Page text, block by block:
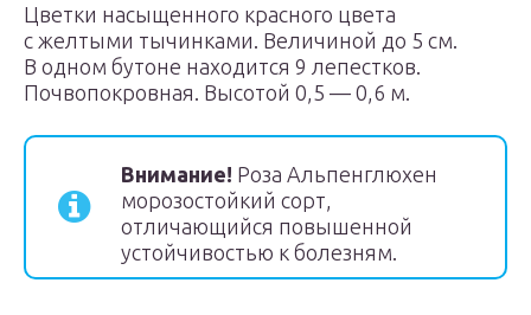
Цветки насыщенного красного цвета
с желтыми тычинками. Величиной до 5 см.
В одном бутоне находится 9 лепестков.
Почвопокровная. Высотой 0,5 — 0,6 м.
Внимание! Роза Альпенглюхен
морозостойкий сорт,
отличающийся повышенной
устойчивостью к болезням.